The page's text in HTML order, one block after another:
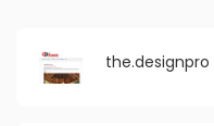
the.designpro